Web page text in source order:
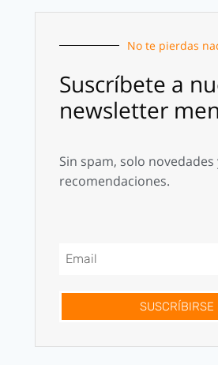
No te pierdas
Suscríbete a
newsletter
Sin spam, solo novedades
recomendaciones.
SUSCRÍBIRSE